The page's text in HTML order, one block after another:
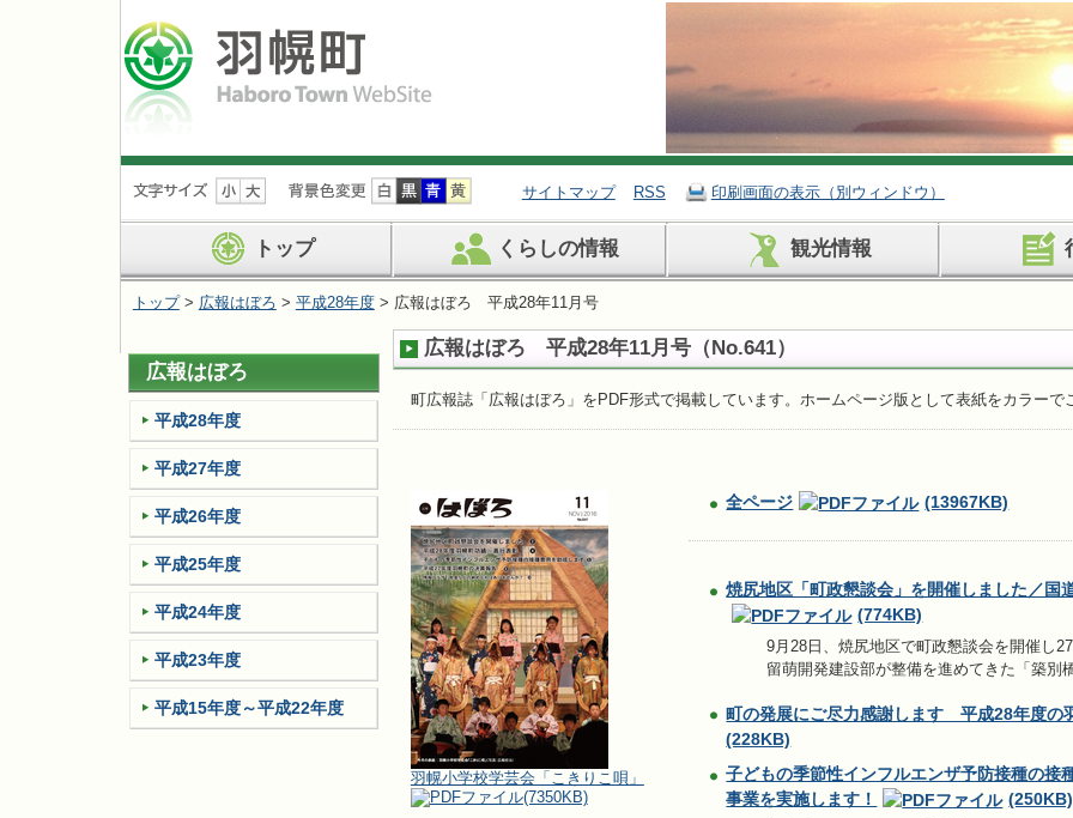
ナ
ビ
ョ
ン
飛
ば
す
サイトマップ RSS 印刷画面の表示（別ウィンドウ）
トップ くらしの情報 観光情報
トップ> 広報はぼろ > 平成28年度> 広報はぼろ 平成28年11月号
広報はぼろ 平成28年11月号（No.641）
町広報誌「広報はぼろ」をPDF形式で掲載しています。ホームページ版として表紙をカラーで
羽幌小学校学芸会「こきりこ唄」
(7350KB)
全ページ (13967KB)
焼尻地区「町政懇談会」を開催しました／国
(774KB)
9月28日、焼尻地区で町政懇談会を開催し
留萌開発建設部が整備を進めてきた「築別
町の発展にご尽力感謝します 平成28年度の
(228KB)
子どもの季節性インフルエンザ予防接種の接
事業を実施します！
(250KB)
広報はぼろ
平成28年度
平成27年度
平成26年度
平成25年度
平成24年度
平成23年度
平成15年度～平成22年度